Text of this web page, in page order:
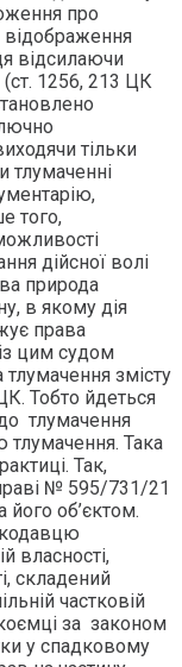
про
відсилаючи
1256, 213 ЦК
тільки
тлумаченні
того,
дійсної волі
природа
в якому дія
права
цим судом
змісту
Тобто йдеться
тлумачення
тлумачення. Така
Так,
№ 595/731/21
його об’єктом.
власності,
складений
частковій
за законом
у спадковому